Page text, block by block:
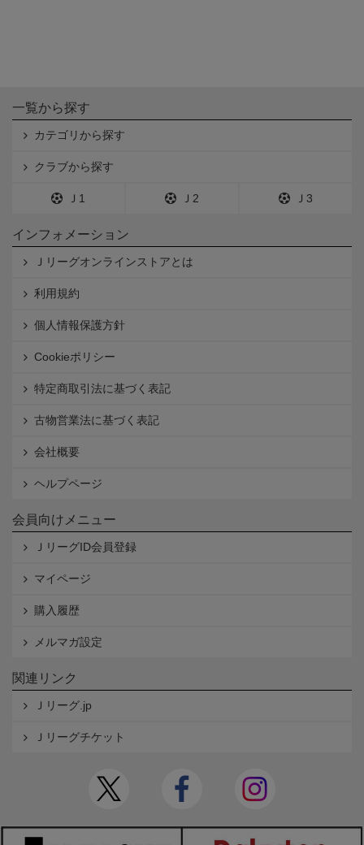
一覧から探す
カテゴリから探す
クラブから探す
Ｊ1 Ｊ2 Ｊ3
インフォメーション
Ｊリーグオンラインストアとは
利用規約
個人情報保護方針
Cookieポリシー
特定商取引法に基づく表記
古物営業法に基づく表記
会社概要
ヘルプページ
会員向けメニュー
ＪリーグID会員登録
マイページ
購入履歴
メルマガ設定
関連リンク
Ｊリーグ.jp
Ｊリーグチケット